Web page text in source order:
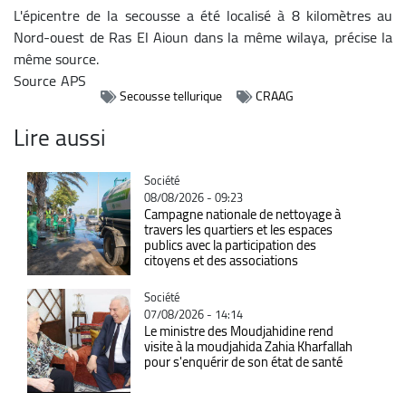
L'épicentre de la secousse a été localisé à 8 kilomètres au
Nord-ouest de Ras El Aioun dans la même wilaya, précise la
même source.
SourceAPS
Secousse tellurique CRAAG
Lire aussi
Catégorie
Société
08/08/2026 - 09:23
Campagne nationale de nettoyage à
travers les quartiers et les espaces
publics avec la participation des
citoyens et des associations
Catégorie
Société
07/08/2026 - 14:14
Le ministre des Moudjahidine rend
visite à la moudjahida Zahia Kharfallah
pour s'enquérir de son état de santé